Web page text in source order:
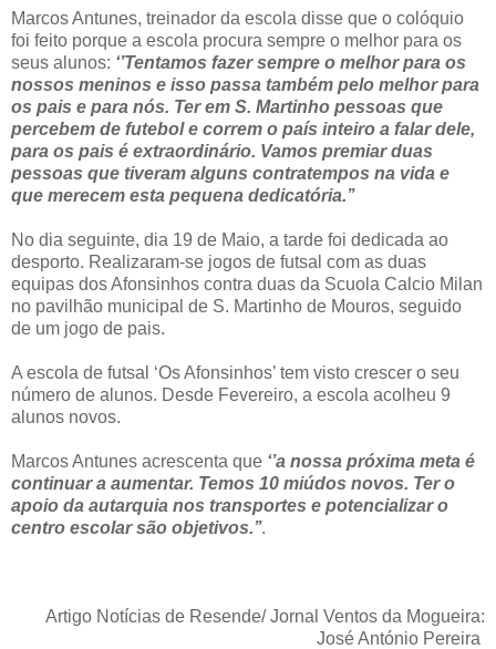
Marcos Antunes, treinador da escola disse que o colóquio
foi feito porque a escola procura sempre o melhor para os
seus alunos: ‘’Tentamos fazer sempre o melhor para os
nossos meninos e isso passa também pelo melhor para
os pais e para nós. Ter em S. Martinho pessoas que
percebem de futebol e correm o país inteiro a falar dele,
para os pais é extraordinário. Vamos premiar duas
pessoas que tiveram alguns contratempos na vida e
que merecem esta pequena dedicatória.’’
No dia seguinte, dia 19 de Maio, a tarde foi dedicada ao
desporto. Realizaram-se jogos de futsal com as duas
equipas dos Afonsinhos contra duas da Scuola Calcio Milan
no pavilhão municipal de S. Martinho de Mouros, seguido
de um jogo de pais.
A escola de futsal ‘Os Afonsinhos’ tem visto crescer o seu
número de alunos. Desde Fevereiro, a escola acolheu 9
alunos novos.
Marcos Antunes acrescenta que ‘’a nossa próxima meta é
continuar a aumentar. Temos 10 miúdos novos. Ter o
apoio da autarquia nos transportes e potencializar o
centro escolar são objetivos.’’.
Artigo Notícias de Resende/ Jornal Ventos da Mogueira:
José António Pereira